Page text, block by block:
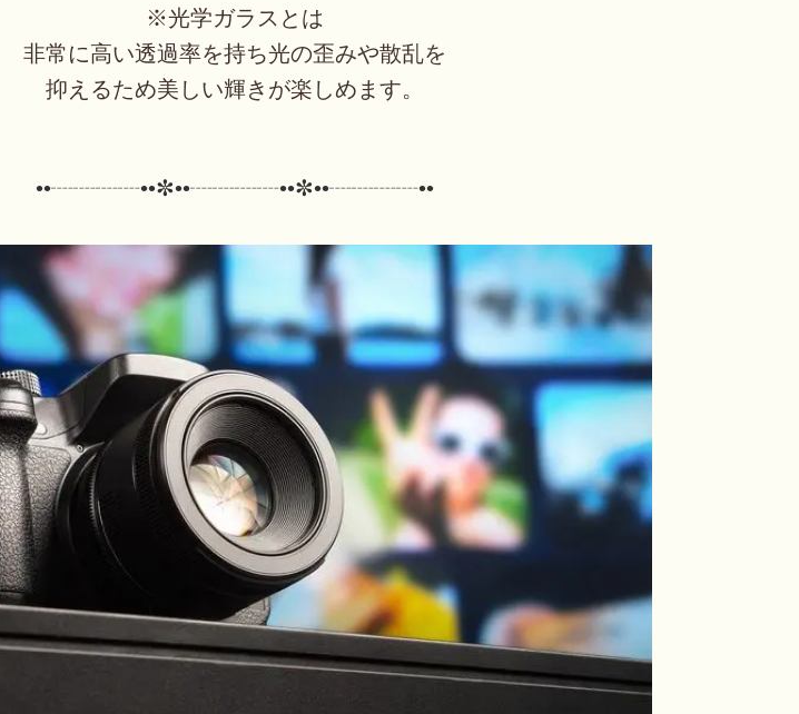
※光学ガラスとは
非常に高い透過率を持ち光の歪みや散乱を
抑えるため美しい輝きが楽しめます。
••┈┈┈┈••✼••┈┈┈┈••✼••┈┈┈┈••